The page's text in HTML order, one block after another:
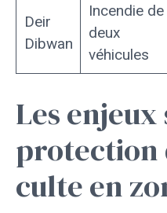
Deir
Dibwan
Incendie de
deux
véhicules
Les
protection
culte en